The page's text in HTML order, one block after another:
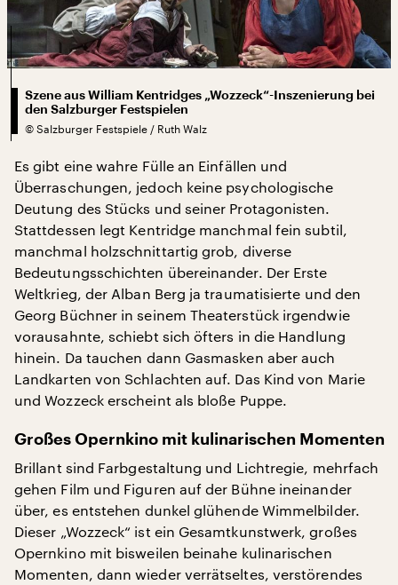
Szene aus William Kentridges „Wozzeck“-Inszenierung bei
den Salzburger Festspielen
© Salzburger Festspiele / Ruth Walz
Es gibt eine wahre Fülle an Einfällen und
Überraschungen, jedoch keine psychologische
Deutung des Stücks und seiner Protagonisten.
Stattdessen legt Kentridge manchmal fein subtil,
manchmal holzschnittartig grob, diverse
Bedeutungsschichten übereinander. Der Erste
Weltkrieg, der Alban Berg ja traumatisierte und den
Georg Büchner in seinem Theaterstück irgendwie
vorausahnte, schiebt sich öfters in die Handlung
hinein. Da tauchen dann Gasmasken aber auch
Landkarten von Schlachten auf. Das Kind von Marie
und Wozzeck erscheint als bloße Puppe.
Großes Opernkino mit kulinarischen Momenten
Brillant sind Farbgestaltung und Lichtregie, mehrfach
gehen Film und Figuren auf der Bühne ineinander
über, es entstehen dunkel glühende Wimmelbilder.
Dieser „Wozzeck“ ist ein Gesamtkunstwerk, großes
Opernkino mit bisweilen beinahe kulinarischen
Momenten, dann wieder verrätseltes, verstörendes